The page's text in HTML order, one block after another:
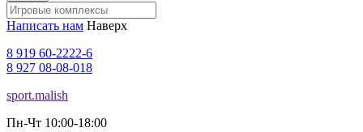
Написать нам Наверх
8 919 60-2222-6
8 927 08-08-018
sport.malish
Пн-Чт 10:00-18:00